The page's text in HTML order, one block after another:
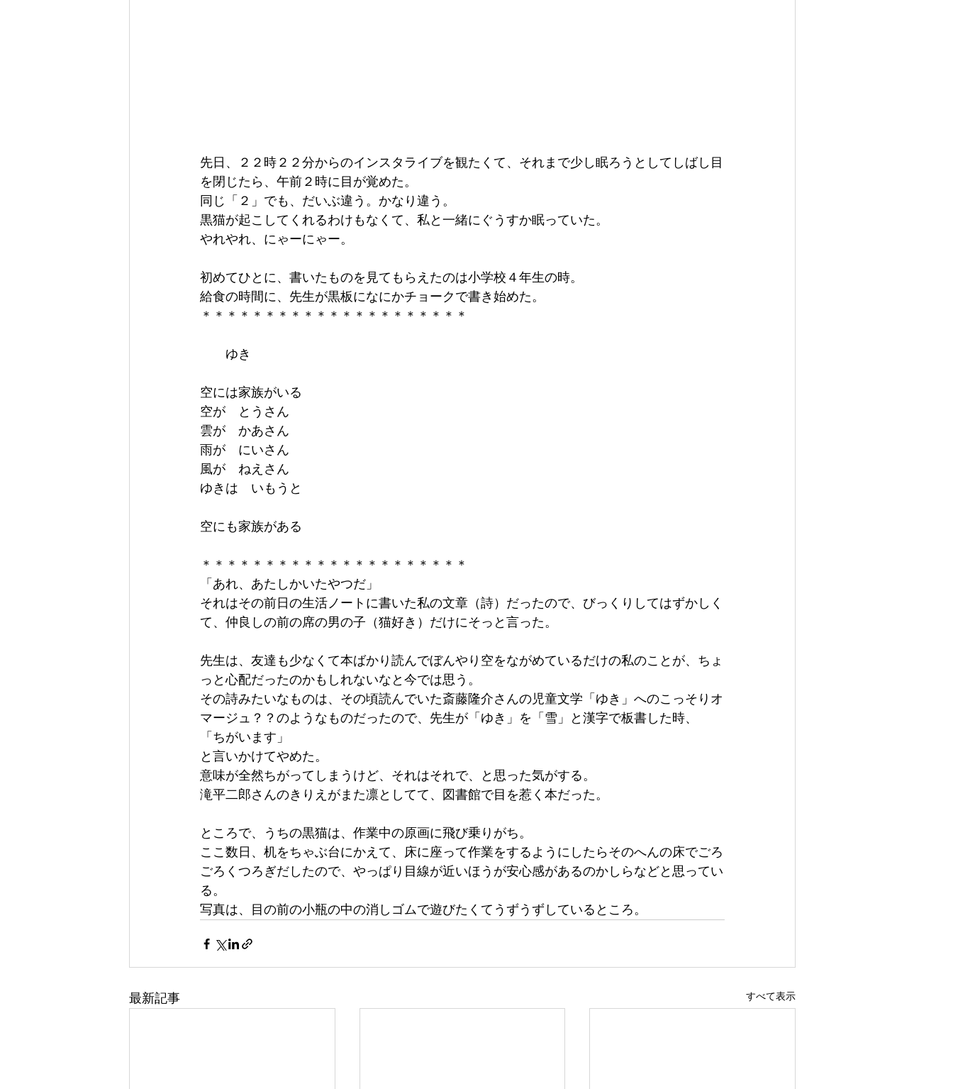
先日、２２時２２分からのインスタライブを観たくて、それまで少し眠ろうとしてしばし目
を閉じたら、午前２時に目が覚めた。
同じ「２」でも、だいぶ違う。かなり違う。
黒猫が起こしてくれるわけもなくて、私と一緒にぐうすか眠っていた。
やれやれ、にゃーにゃー。
初めてひとに、書いたものを見てもらえたのは小学校４年生の時。
給食の時間に、先生が黒板になにかチョークで書き始めた。
＊＊＊＊＊＊＊＊＊＊＊＊＊＊＊＊＊＊＊＊＊
ゆき
空には家族がいる
空が　とうさん
雲が　かあさん
雨が　にいさん
風が　ねえさん
ゆきは　いもうと
空にも家族がある
＊＊＊＊＊＊＊＊＊＊＊＊＊＊＊＊＊＊＊＊＊
「あれ、あたしかいたやつだ」
それはその前日の生活ノートに書いた私の文章（詩）だったので、びっくりしてはずかしく
て、仲良しの前の席の男の子（猫好き）だけにそっと言った。
先生は、友達も少なくて本ばかり読んでぼんやり空をながめているだけの私のことが、ちょ
っと心配だったのかもしれないなと今では思う。
その詩みたいなものは、その頃読んでいた斎藤隆介さんの児童文学「ゆき」へのこっそりオ
マージュ？？のようなものだったので、先生が「ゆき」を「雪」と漢字で板書した時、
「ちがいます」
と言いかけてやめた。
意味が全然ちがってしまうけど、それはそれで、と思った気がする。
滝平二郎さんのきりえがまた凛としてて、図書館で目を惹く本だった。
ところで、うちの黒猫は、作業中の原画に飛び乗りがち。
ここ数日、机をちゃぶ台にかえて、床に座って作業をするようにしたらそのへんの床でごろ
ごろくつろぎだしたので、やっぱり目線が近いほうが安心感があるのかしらなどと思ってい
る。
写真は、目の前の小瓶の中の消しゴムで遊びたくてうずうずしているところ。
最新記事 すべて表示